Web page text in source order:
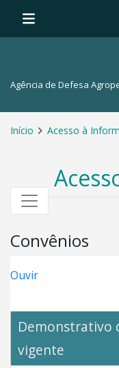
Agência de Defesa
Início Acesso à
Convênios
Ouvir
Demonstrativo
vigente